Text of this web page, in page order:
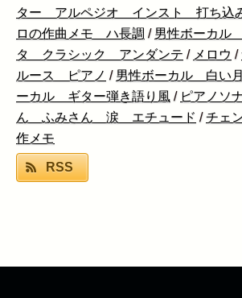
ター アルペジオ インスト 打ち込
ロの作曲メモ ハ長調 / 男性ボーカル
タ クラシック アンダンテ / メロウ /
ルース ピアノ / 男性ボーカル 白い月
ーカル ギター弾き語り風 / ピアノソ
ん ふみさん 涙 エチュード /チェ
作メモ
RSS